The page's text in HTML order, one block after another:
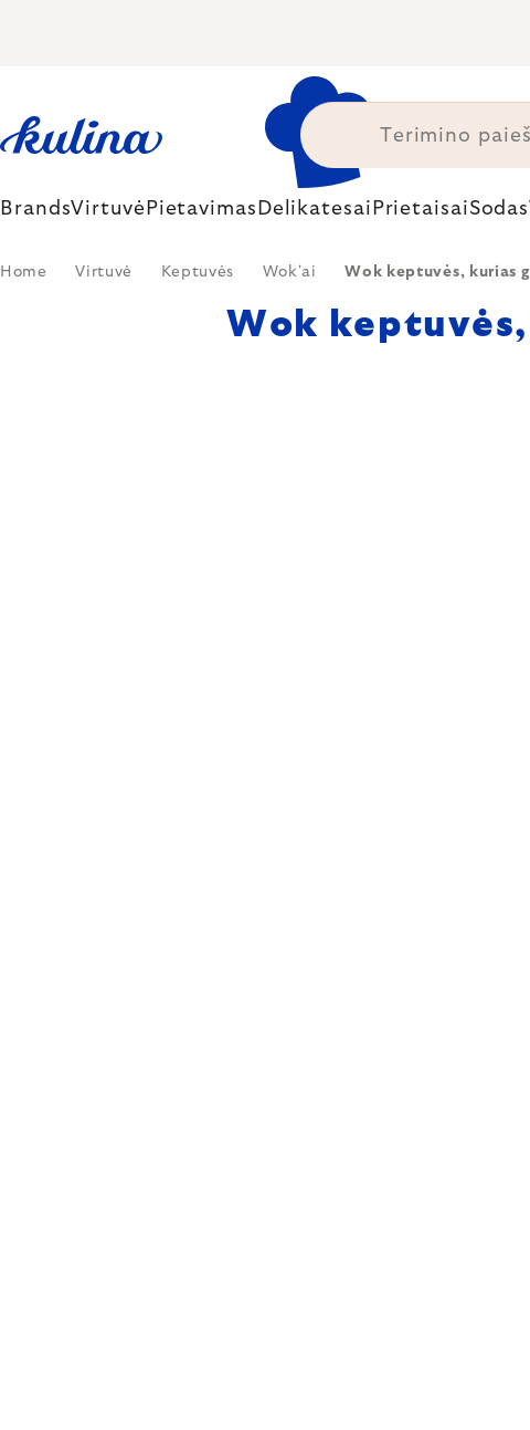
BrandsVirtuvė Pietavimas Delikatesai PrietaisaiSodas
Home Virtuvė Keptuvės Wok'ai Wok keptuvės, kurias
Wok